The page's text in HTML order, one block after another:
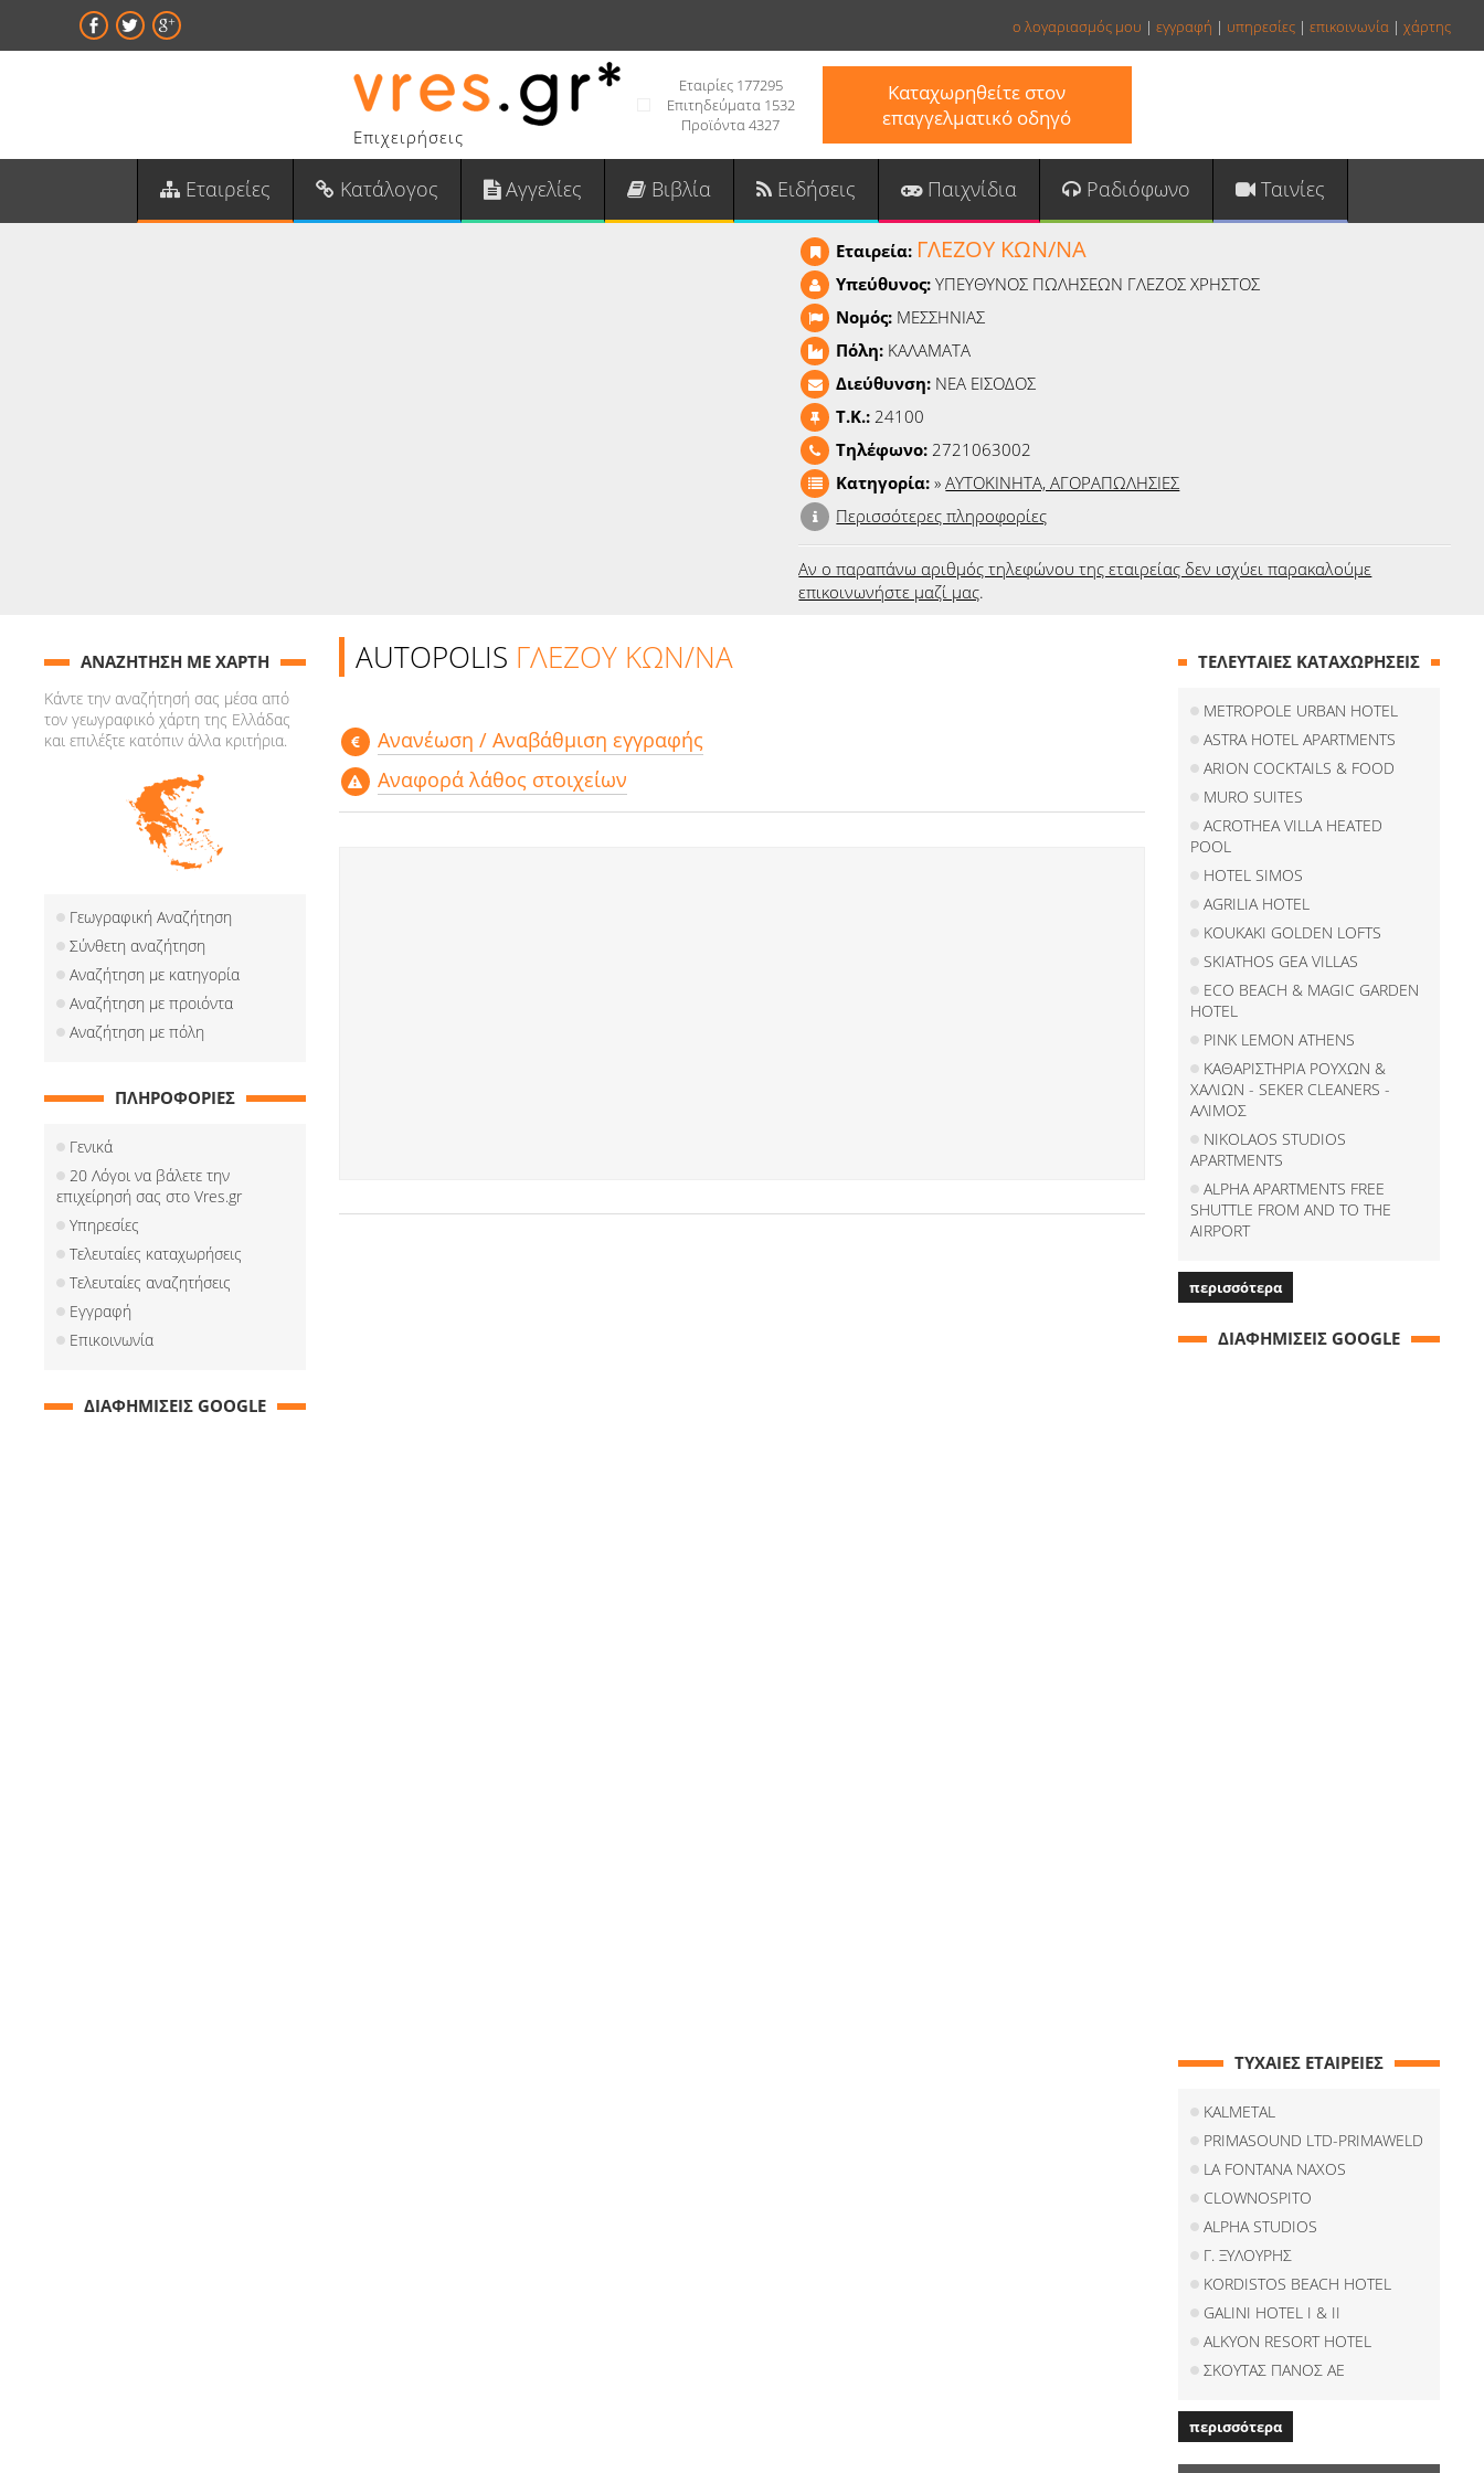
ο λογαριασμός μου | εγγραφή | υπηρεσίες | επικοινωνία | χάρτης
Επιχειρήσεις
Εταιρίες 177295
Επιτηδεύματα 1532
Προϊόντα 4327
Καταχωρηθείτε στον
επαγγελματικό οδηγό
Εταιρείες Κατάλογος Αγγελίες Βιβλία Ειδήσεις Παιχνίδια Ραδιόφωνο Ταινίες
Εταιρεία: ΓΛΕΖΟΥ ΚΩΝ/ΝΑ
Υπεύθυνος:ΥΠΕΥΘΥΝΟΣ ΠΩΛΗΣΕΩΝ ΓΛΕΖΟΣ ΧΡΗΣΤΟΣ
Νομός: ΜΕΣΣΗΝΙΑΣ
Πόλη: ΚΑΛΑΜΑΤΑ
Διεύθυνση: ΝΕΑ ΕΙΣΟΔΟΣ
T.K.:24100
Τηλέφωνο:2721063002
Κατηγορία:»ΑΥΤΟΚΙΝΗΤΑ, ΑΓΟΡΑΠΩΛΗΣΙΕΣ
Περισσότερες πληροφορίες
Αν ο παραπάνω αριθμός τηλεφώνου της εταιρείας δεν ισχύει παρακαλούμε
επικοινωνήστε μαζί μας.
AUTOPOLIS ΓΛΕΖΟΥ ΚΩΝ/ΝΑ
Aνανέωση / Αναβάθμιση εγγραφής
Αναφορά λάθος στοιχείων
ΑΝΑΖΗΤΗΣΗ ΜΕ ΧΑΡΤΗ
Κάντε την αναζήτησή σας μέσα από
τον γεωγραφικό χάρτη της Ελλάδας
και επιλέξτε κατόπιν άλλα κριτήρια.
Γεωγραφική Αναζήτηση
Σύνθετη αναζήτηση
Αναζήτηση με κατηγορία
Αναζήτηση με προιόντα
Αναζήτηση με πόλη
ΠΛΗΡΟΦΟΡΙΕΣ
Γενικά
20 Λόγοι να βάλετε την
επιχείρησή σας στο Vres.gr
Υπηρεσίες
Τελευταίες καταχωρήσεις
Τελευταίες αναζητήσεις
Εγγραφή
Επικοινωνία
ΔΙΑΦΗΜΙΣΕΙΣ GOOGLE
ΤΕΛΕΥΤΑΙΕΣ ΚΑΤΑΧΩΡΗΣΕΙΣ
METROPOLE URBAN HOTEL
ASTRA HOTEL APARTMENTS
ARION COCKTAILS & FOOD
MURO SUITES
ACROTHEA VILLA HEATED
POOL
HOTEL SIMOS
AGRILIA HOTEL
KOUKAKI GOLDEN LOFTS
SKIATHOS GEA VILLAS
ECO BEACH & MAGIC GARDEN
HOTEL
PINK LEMON ATHENS
ΚΑΘΑΡΙΣΤΗΡΙΑ ΡΟΥΧΩΝ &
ΧΑΛΙΩΝ - SEKER CLEANERS -
ΑΛΙΜΟΣ
NIKOLAOS STUDIOS
APARTMENTS
ALPHA APARTMENTS FREE
SHUTTLE FROM AND TO THE
AIRPORT
περισσότερα
ΔΙΑΦΗΜΙΣΕΙΣ GOOGLE
ΤΥΧΑΙΕΣ ΕΤΑΙΡΕΙΕΣ
KALMETAL
PRIMASOUND LTD-PRIMAWELD
LA FONTANA NAXOS
CLOWNOSPITO
ALPHA STUDIOS
Γ. ΞΥΛΟΥΡΗΣ
KORDISTOS BEACH HOTEL
GALINI HOTEL I & II
ALKYON RESORT HOTEL
ΣΚΟΥΤΑΣ ΠΑΝΟΣ ΑΕ
περισσότερα